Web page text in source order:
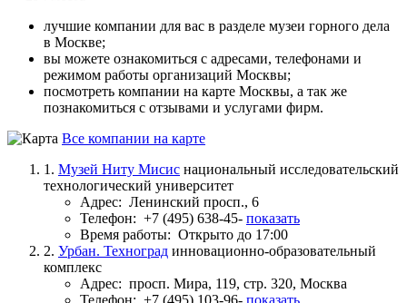
лучшие компании для вас в разделе музеи горного дела
в Москве;
вы можете ознакомиться с адресами, телефонами и
режимом работы организаций Москвы;
посмотреть компании на карте Москвы, а так же
познакомиться с отзывами и услугами фирм.
Все компании на карте
1. Музей Ниту Мисис национальный исследовательский
технологический университет
Адрес: Ленинский просп., 6
Телефон: +7 (495) 638-45- показать
Время работы: Открыто до 17:00
2. Урбан. Техноград инновационно-образовательный
комплекс
Адрес: просп. Мира, 119, стр. 320, Москва
Телефон: +7 (495) 103-96- показать